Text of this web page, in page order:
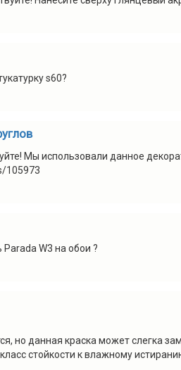
s60?
Мы использовали данное
105973
W3 на обои ?
но данная краска может слегка
стойкости к влажному